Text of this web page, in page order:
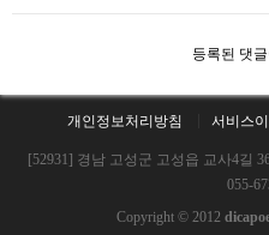
등록된 댓
개인정보처리방침 서비스
[52931] 경남 고성군 고성읍 교사4길
055-
Copyright © 2012